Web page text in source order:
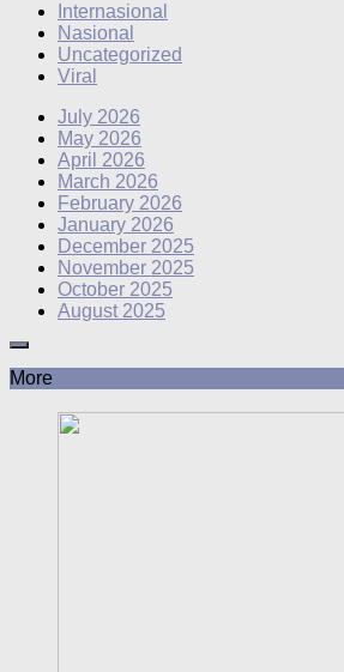
Internasional
Nasional
Uncategorized
Viral
July 2026
May 2026
April 2026
March 2026
February 2026
January 2026
December 2025
November 2025
October 2025
August 2025
More